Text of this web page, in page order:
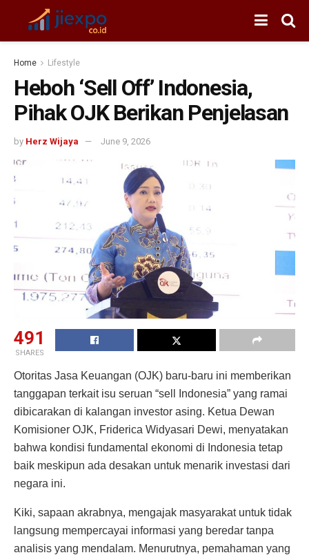
Home Lifestyle
Heboh ‘Sell Off’ Indonesia,
Pihak OJK Berikan Penjelasan
by Herz Wijaya June 9, 2026
491
SHARES
Otoritas Jasa Keuangan (OJK) baru-baru ini memberikan
tanggapan terkait isu seruan “sell Indonesia” yang ramai
dibicarakan di kalangan investor asing. Ketua Dewan
Komisioner OJK, Friderica Widyasari Dewi, menyatakan
bahwa kondisi fundamental ekonomi di Indonesia tetap
baik meskipun ada desakan untuk menarik investasi dari
negara ini.
Kiki, sapaan akrabnya, mengajak masyarakat untuk tidak
langsung mempercayai informasi yang beredar tanpa
analisis yang mendalam. Menurutnya, pemahaman yang